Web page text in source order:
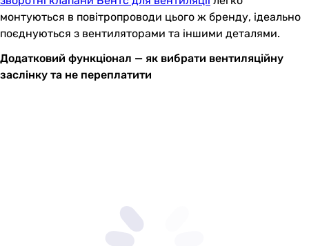
монтуються в повітропроводи цього ж бренду, ідеально
поєднуються з вентиляторами та іншими деталями.
Додатковий функціонал — як вибрати вентиляційну
заслінку та не переплатити